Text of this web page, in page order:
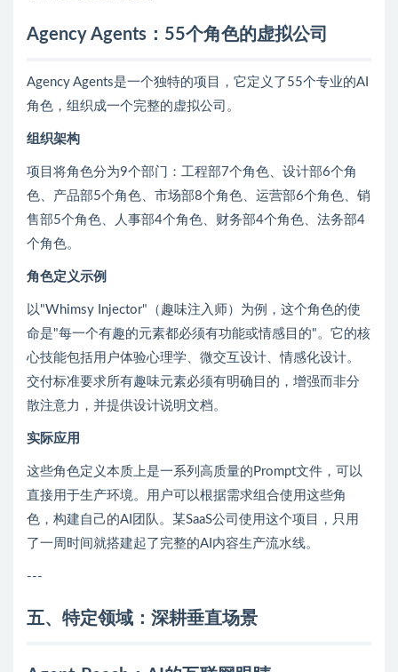
Agency Agents：55个角色的虚拟公司
Agency Agents是一个独特的项目，它定义了55个专业的AI
角色，组织成一个完整的虚拟公司。
组织架构
项目将角色分为9个部门：工程部7个角色、设计部6个角
色、产品部5个角色、市场部8个角色、运营部6个角色、销
售部5个角色、人事部4个角色、财务部4个角色、法务部4
个角色。
角色定义示例
以"Whimsy Injector"（趣味注入师）为例，这个角色的使
命是"每一个有趣的元素都必须有功能或情感目的"。它的核
心技能包括用户体验心理学、微交互设计、情感化设计。
交付标准要求所有趣味元素必须有明确目的，增强而非分
散注意力，并提供设计说明文档。
实际应用
这些角色定义本质上是一系列高质量的Prompt文件，可以
直接用于生产环境。用户可以根据需求组合使用这些角
色，构建自己的AI团队。某SaaS公司使用这个项目，只用
了一周时间就搭建起了完整的AI内容生产流水线。
---
五、特定领域：深耕垂直场景